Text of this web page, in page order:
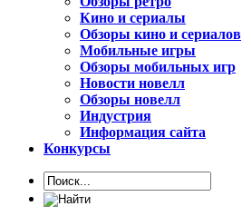
Кино и сериалы
Обзоры кино и сериалов
Мобильные игры
Обзоры мобильных игр
Новости новелл
Обзоры новелл
Индустрия
Информация сайта
Конкурсы